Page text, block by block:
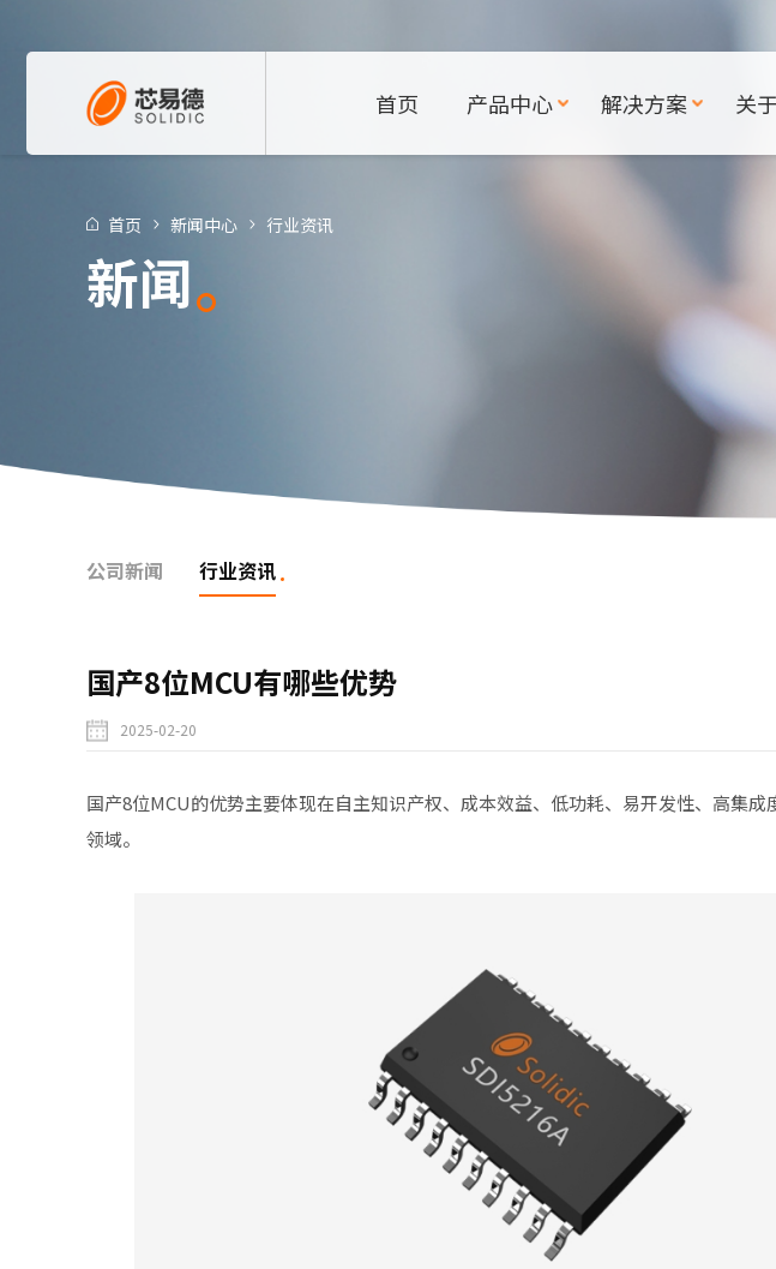
首页 产品中心 解决方案 关
首页 新闻中心 行业资讯
新闻
公司新闻 行业资讯
国产8位MCU有哪些优势
2025-02-20
国产8位MCU的优势主要体现在自主知识产权、成本效益、低功耗、易开发性、高集成
领域‌。